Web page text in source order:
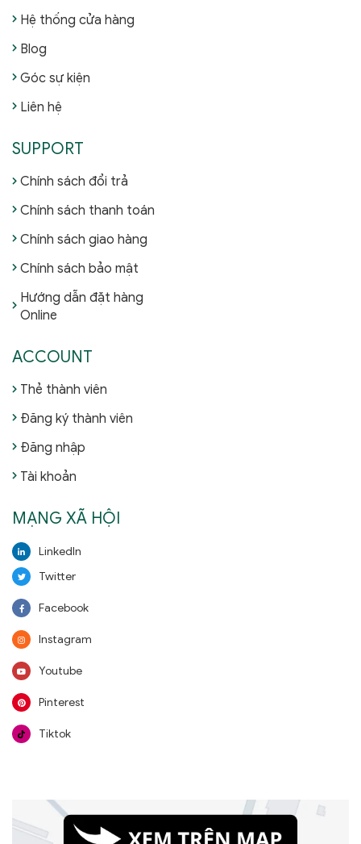
Hệ thống cửa hàng
Blog
Góc sự kiện
Liên hệ
SUPPORT
Chính sách đổi trả
Chính sách thanh toán
Chính sách giao hàng
Chính sách bảo mật
Hướng dẫn đặt hàng
Online
ACCOUNT
Thẻ thành viên
Đăng ký thành viên
Đăng nhập
Tài khoản
MẠNG XÃ HỘI
LinkedIn
Twitter
Facebook
Instagram
Youtube
Pinterest
Tiktok